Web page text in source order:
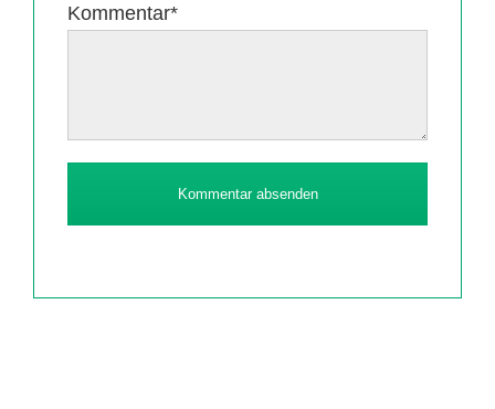
Pflichtfeld
Kommentar*
Kommentar absenden